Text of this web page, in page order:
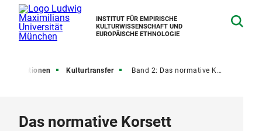
INSTITUT FÜR EMPIRISCHE
KULTURWISSENSCHAFT UND
EUROPÄISCHE ETHNOLOGIE
Publikationen Kulturtransfer Band 2: Das normative Korsett
Das normative Korsett